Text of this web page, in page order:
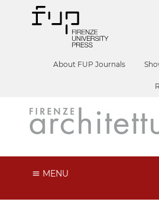
About FUP Journals
MENU